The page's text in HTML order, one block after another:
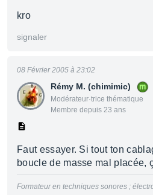
kro
signaler
Rémy M. (chimimic)
Modérateur·trice thématique
Membre depuis 23 ans
08 Février 2005 à 23:02
Faut essayer. Si tout ton
boucle de masse mal placée,
Formateur en techniques sonores ;